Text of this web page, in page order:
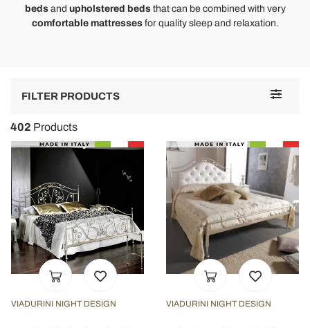
bedsand upholstered bedsthat can be combined with very
comfortable mattressesfor quality sleep and relaxation.
Toggle
FILTER PRODUCTS
402 Products
VIADURINI NIGHT DESIGN VIADURINI NIGHT DESIGN